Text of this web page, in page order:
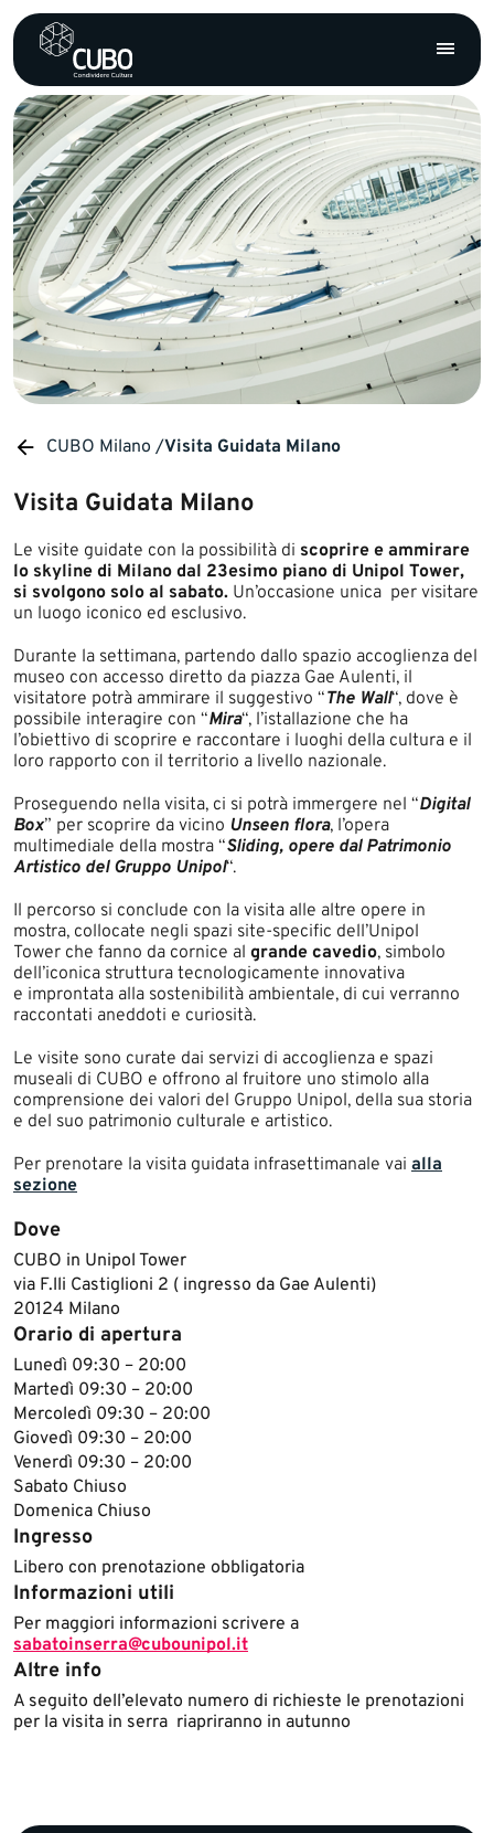
CUBO Milano /Visita Guidata Milano
Visita Guidata Milano
Le visite guidate con la possibilità di scoprire e ammirare
lo skyline di Milano dal 23esimo piano di Unipol Tower,
si svolgono solo al sabato. Un’occasione unica per visitare
un luogo iconico ed esclusivo.
Durante la settimana, partendo dallo spazio accoglienza del
museo con accesso diretto da piazza Gae Aulenti, il
visitatore potrà ammirare il suggestivo “The Wall“, dove è
possibile interagire con “Mira“, l’istallazione che ha
l’obiettivo di scoprire e raccontare i luoghi della cultura e il
loro rapporto con il territorio a livello nazionale.
Proseguendo nella visita, ci si potrà immergere nel “Digital
Box” per scoprire da vicino Unseen flora, l’opera
multimediale della mostra “Sliding, opere dal Patrimonio
Artistico del Gruppo Unipol“.
Il percorso si conclude con la visita alle altre opere in
mostra, collocate negli spazi site-specific dell’Unipol
Tower che fanno da cornice al grande cavedio, simbolo
dell’iconica struttura tecnologicamente innovativa
e improntata alla sostenibilità ambientale, di cui verranno
raccontati aneddoti e curiosità.
Le visite sono curate dai servizi di accoglienza e spazi
museali di CUBO e offrono al fruitore uno stimolo alla
comprensione dei valori del Gruppo Unipol, della sua storia
e del suo patrimonio culturale e artistico.
Per prenotare la visita guidata infrasettimanale vai alla
sezione
Dove
CUBO in Unipol Tower
via F.lli Castiglioni 2 ( ingresso da Gae Aulenti)
20124 Milano
Orario di apertura
Lunedì 09:30 – 20:00
Martedì 09:30 – 20:00
Mercoledì 09:30 – 20:00
Giovedì 09:30 – 20:00
Venerdì 09:30 – 20:00
Sabato Chiuso​
Domenica Chiuso​
Ingresso
Libero con prenotazione obbligatoria
Informazioni utili
Per maggiori informazioni scrivere a
sabatoinserra@cubounipol.it
Altre info
A seguito dell’elevato numero di richieste le prenotazioni
per la visita in serra riapriranno in autunno